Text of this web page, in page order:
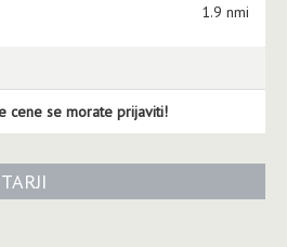
1.9 nmi
cene se morate prijaviti!